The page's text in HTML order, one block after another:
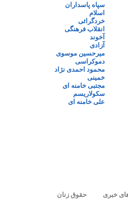
سپاه پاسداران
اسلام
خردگرائی
انقلاب فرهنگی
آخوند
آزادی
میرحسین موسوی
دموکراسی
محمود احمدی نژاد
خمینی
مجتبی خامنه ای
سکولاریسم
علی خامنه ای
های خبری حقوق زنان